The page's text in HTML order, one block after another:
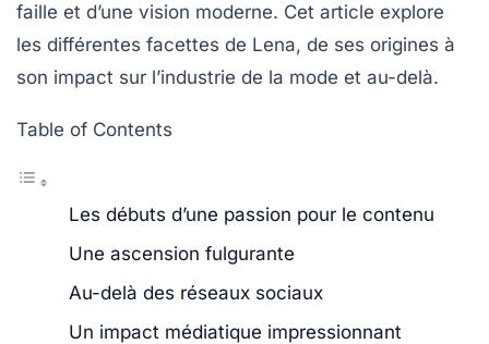
faille et d’une vision moderne. Cet article explore
les différentes facettes de Lena, de ses origines à
son impact sur l’industrie de la mode et au-delà.
Table of Contents
Les débuts d’une passion pour le contenu
Une ascension fulgurante
Au-delà des réseaux sociaux
Un impact médiatique impressionnant